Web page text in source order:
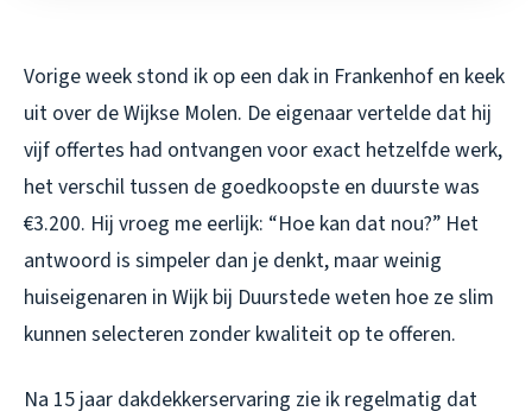
Vorige week stond ik op een dak in Frankenhof en keek
uit over de Wijkse Molen. De eigenaar vertelde dat hij
vijf offertes had ontvangen voor exact hetzelfde werk,
het verschil tussen de goedkoopste en duurste was
€3.200. Hij vroeg me eerlijk: “Hoe kan dat nou?” Het
antwoord is simpeler dan je denkt, maar weinig
huiseigenaren in Wijk bij Duurstede weten hoe ze slim
kunnen selecteren zonder kwaliteit op te offeren.
Na 15 jaar dakdekkerservaring zie ik regelmatig dat